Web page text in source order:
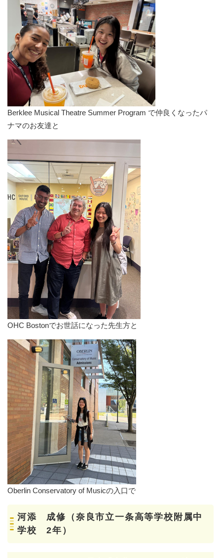
Berklee Musical Theatre Summer Program で仲良くなったパ
ナマのお友達と
OHC Bostonでお世話になった先生方と
Oberlin Conservatory of Musicの入口で
河添 成修（奈良市立一条高等学校附属中
学校 2年）